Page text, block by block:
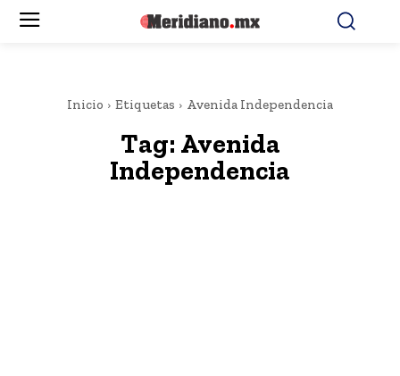
Inicio Etiquetas Avenida Independencia
Tag: Avenida
Independencia